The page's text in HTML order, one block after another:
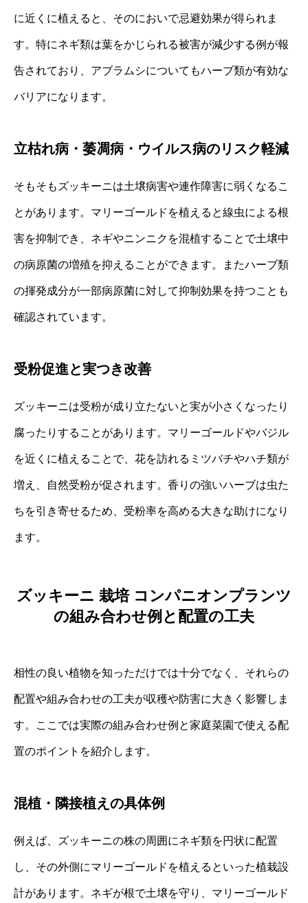
に近くに植えると、そのにおいで忌避効果が得られま
す。特にネギ類は葉をかじられる被害が減少する例が報
告されており、アブラムシについてもハーブ類が有効な
バリアになります。
立枯れ病・萎凋病・ウイルス病のリスク軽減
そもそもズッキーニは土壌病害や連作障害に弱くなるこ
とがあります。マリーゴールドを植えると線虫による根
害を抑制でき、ネギやニンニクを混植することで土壌中
の病原菌の増殖を抑えることができます。またハーブ類
の揮発成分が一部病原菌に対して抑制効果を持つことも
確認されています。
受粉促進と実つき改善
ズッキーニは受粉が成り立たないと実が小さくなったり
腐ったりすることがあります。マリーゴールドやバジル
を近くに植えることで、花を訪れるミツバチやハチ類が
増え、自然受粉が促されます。香りの強いハーブは虫た
ちを引き寄せるため、受粉率を高める大きな助けになり
ます。
ズッキーニ 栽培 コンパニオンプランツ
の組み合わせ例と配置の工夫
相性の良い植物を知っただけでは十分でなく、それらの
配置や組み合わせの工夫が収穫や防害に大きく影響しま
す。ここでは実際の組み合わせ例と家庭菜園で使える配
置のポイントを紹介します。
混植・隣接植えの具体例
例えば、ズッキーニの株の周囲にネギ類を円状に配置
し、その外側にマリーゴールドを植えるといった植栽設
計があります。ネギが根で土壌を守り、マリーゴールド